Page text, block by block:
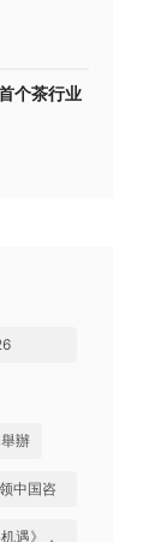
个茶行业
辦
中国咨
遇》，